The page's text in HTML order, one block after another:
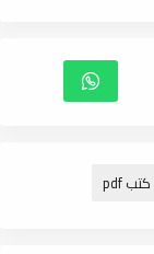
كتب pdf